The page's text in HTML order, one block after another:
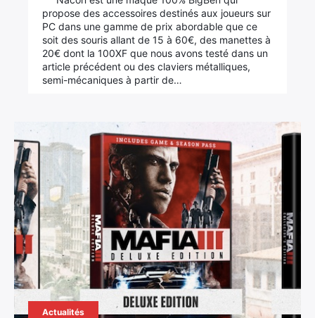
propose des accessoires destinés aux joueurs sur
PC dans une gamme de prix abordable que ce
soit des souris allant de 15 à 60€, des manettes à
20€ dont la 100XF que nous avons testé dans un
article précédent ou des claviers métalliques,
semi-mécaniques à partir de…
Actualités
×
Rechercher
: